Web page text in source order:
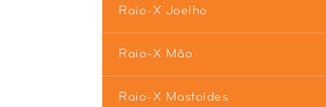
Raio-X Joelho
Raio-X Mão
Raio-X Mastoídes